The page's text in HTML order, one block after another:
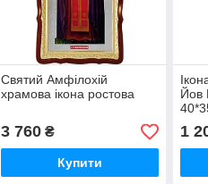
Святий Амфілохій
храмова ікона ростова
3 760₴
Купити
Йов
1